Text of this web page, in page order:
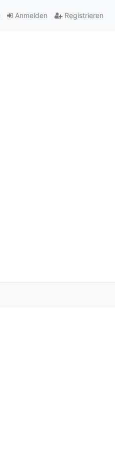
Anmelden Registrieren